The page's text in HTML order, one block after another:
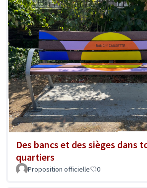
Des bancs et des sièges dans
quartiers
Proposition officielle 0